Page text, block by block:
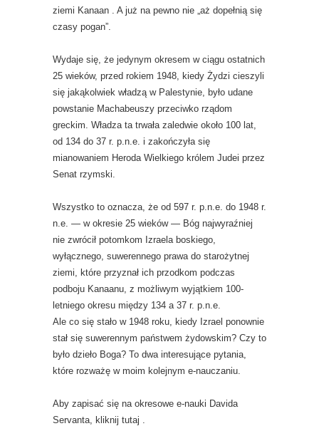
ziemi Kanaan . A już na pewno nie „aż dopełnią się
czasy pogan”.
Wydaje się, że jedynym okresem w ciągu ostatnich
25 wieków, przed rokiem 1948, kiedy Żydzi cieszyli
się jakąkolwiek władzą w Palestynie, było udane
powstanie Machabeuszy przeciwko rządom
greckim. Władza ta trwała zaledwie około 100 lat,
od 134 do 37 r. p.n.e. i zakończyła się
mianowaniem Heroda Wielkiego królem Judei przez
Senat rzymski.
Wszystko to oznacza, że ​​od 597 r. p.n.e. do 1948 r.
n.e. — w okresie 25 wieków — Bóg najwyraźniej
nie zwrócił potomkom Izraela boskiego,
wyłącznego, suwerennego prawa do starożytnej
ziemi, które przyznał ich przodkom podczas
podboju Kanaanu, z możliwym wyjątkiem 100-
letniego okresu między 134 a 37 r. p.n.e.
Ale co się stało w 1948 roku, kiedy Izrael ponownie
stał się suwerennym państwem żydowskim? Czy to
było dzieło Boga? To dwa interesujące pytania,
które rozważę w moim kolejnym e-nauczaniu.
Aby zapisać się na okresowe e-nauki Davida
Servanta, kliknij tutaj .